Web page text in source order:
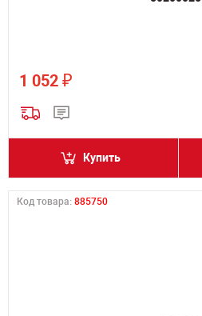
1 052 ₽
Купить
Код товара: 885750